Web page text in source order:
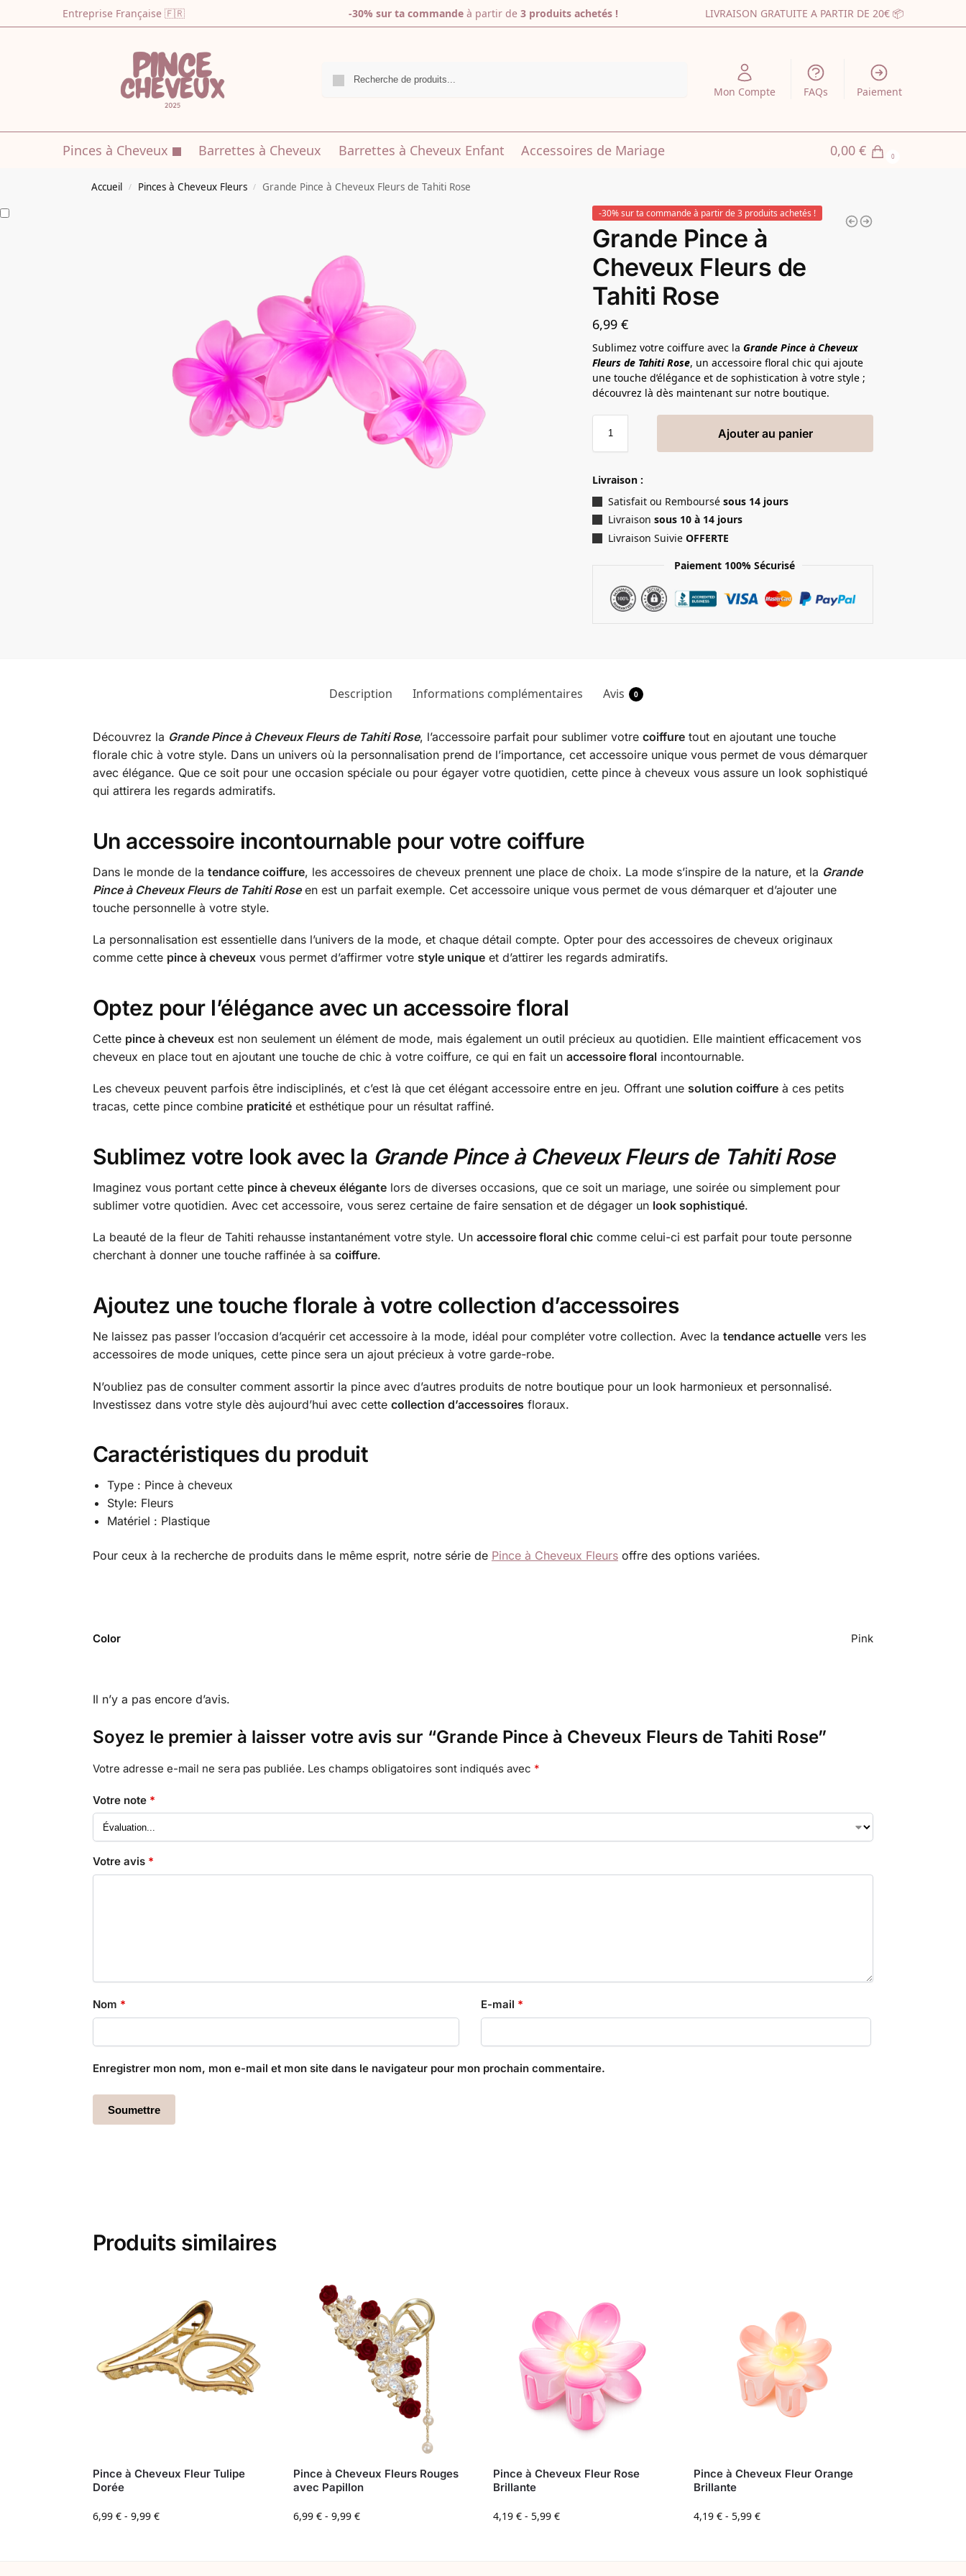
Entreprise Française 🇫🇷 -30% sur ta commande à partir de 3 produits achetés ! LIVRAISON GRATUITE A PARTIR DE 20€ 📦
Mon Compte FAQs Paiement
Pinces à Cheveux Barrettes à Cheveux Barrettes à Cheveux Enfant Accessoires de Mariage 0,00 € 0
Accueil / Pinces à Cheveux Fleurs / Grande Pince à Cheveux Fleurs de Tahiti Rose
-30% sur ta commande à partir de 3 produits achetés !
Grande Pince à
Cheveux Fleurs de
Tahiti Rose
6,99€
Sublimez votre coiffure avec laGrande Pince à Cheveux
Fleurs de Tahiti Rose, un accessoire floral chic qui ajoute
une touche d’élégance et de sophistication à votre style ;
découvrez là dès maintenant sur notre boutique.
Ajouter au panier
Livraison :
Satisfait ou Remboursésous 14 jours
Livraisonsous 10 à 14 jours
Livraison SuivieOFFERTE
Paiement 100% Sécurisé
Description Informations complémentaires Avis 0
Découvrez la Grande Pince à Cheveux Fleurs de Tahiti Rose, l’accessoire parfait pour sublimer votre coiffuretout en ajoutant une touche
florale chic à votre style. Dans un univers où la personnalisation prend de l’importance, cet accessoire unique vous permet de vous démarquer
avec élégance. Que ce soit pour une occasion spéciale ou pour égayer votre quotidien, cette pince à cheveux vous assure un look sophistiqué
qui attirera les regards admiratifs.
Un accessoire incontournable pour votre coiffure
Dans le monde de la tendance coiffure, les accessoires de cheveux prennent une place de choix. La mode s’inspire de la nature, et la Grande
Pince à Cheveux Fleurs de Tahiti Roseen est un parfait exemple. Cet accessoire unique vous permet de vous démarquer et d’ajouter une
touche personnelle à votre style.
La personnalisation est essentielle dans l’univers de la mode, et chaque détail compte. Opter pour des accessoires de cheveux originaux
comme cette pince à cheveuxvous permet d’affirmer votre style uniqueet d’attirer les regards admiratifs.
Optez pour l’élégance avec un accessoire floral
Cette pince à cheveuxest non seulement un élément de mode, mais également un outil précieux au quotidien. Elle maintient efficacement vos
cheveux en place tout en ajoutant une touche de chic à votre coiffure, ce qui en fait un accessoire floralincontournable.
Les cheveux peuvent parfois être indisciplinés, et c’est là que cet élégant accessoire entre en jeu. Offrant une solution coiffureà ces petits
tracas, cette pince combine praticitéet esthétique pour un résultat raffiné.
Sublimez votre look avec la Grande Pince à Cheveux Fleurs de Tahiti Rose
Imaginez vous portant cette pince à cheveux élégantelors de diverses occasions, que ce soit un mariage, une soirée ou simplement pour
sublimer votre quotidien. Avec cet accessoire, vous serez certaine de faire sensation et de dégager un look sophistiqué.
La beauté de la fleur de Tahiti rehausse instantanément votre style. Un accessoire floral chiccomme celui-ci est parfait pour toute personne
cherchant à donner une touche raffinée à sa coiffure.
Ajoutez une touche florale à votre collection d’accessoires
Ne laissez pas passer l’occasion d’acquérir cet accessoire à la mode, idéal pour compléter votre collection. Avec la tendance actuellevers les
accessoires de mode uniques, cette pince sera un ajout précieux à votre garde-robe.
N’oubliez pas de consulter comment assortir la pince avec d’autres produits de notre boutique pour un look harmonieux et personnalisé.
Investissez dans votre style dès aujourd’hui avec cette collection d’accessoires floraux.
Caractéristiques du produit
Type : Pince à cheveux
Style: Fleurs
Matériel : Plastique
Pour ceux à la recherche de produits dans le même esprit, notre série de Pince à Cheveux Fleursoffre des options variées.
Color Pink
Il n’y a pas encore d’avis.
Soyez le premier à laisser votre avis sur “Grande Pince à Cheveux Fleurs de Tahiti Rose”
Votre adresse e-mail ne sera pas publiée. Les champs obligatoires sont indiqués avec *
Votre note *
Votre avis *
Nom * E-mail *
Enregistrer mon nom, mon e-mail et mon site dans le navigateur pour mon prochain commentaire.
Produits similaires
Pince à Cheveux Fleur Tulipe
Dorée
6,99 €- 9,99 €
Pince à Cheveux Fleurs Rouges
avec Papillon
6,99 €- 9,99 €
Pince à Cheveux Fleur Rose
Brillante
4,19€ -5,99€
Pince à Cheveux Fleur Orange
Brillante
4,19€ -5,99€